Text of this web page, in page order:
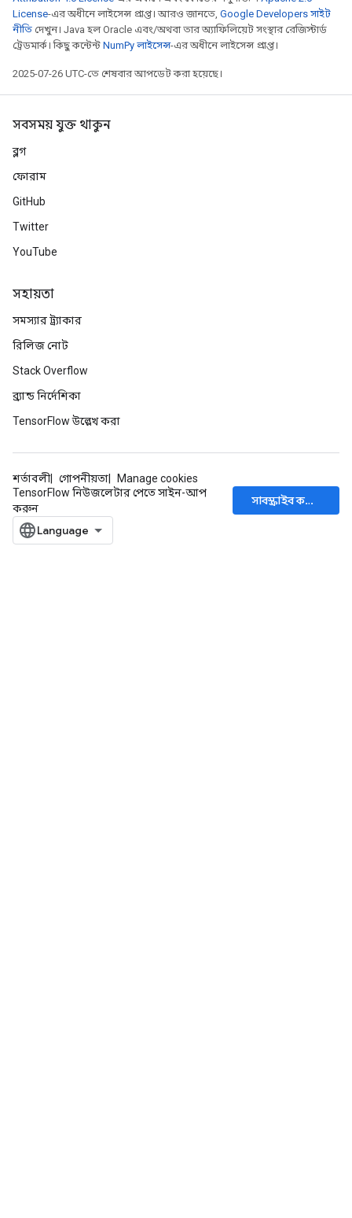
License-এর অধীনে লাইসেন্স প্রাপ্ত। আরও জানতে, Google Developers সাইট
নীতি দেখুন। Java হল Oracle এবং/অথবা তার অ্যাফিলিয়েট সংস্থার রেজিস্টার্ড
ট্রেডমার্ক। কিছু কন্টেন্ট NumPy লাইসেন্স-এর অধীনে লাইসেন্স প্রাপ্ত।
2025-07-26 UTC-তে শেষবার আপডেট করা হয়েছে।
সবসময় যুক্ত থাকুন
ব্লগ
ফোরাম
GitHub
Twitter
YouTube
সহায়তা
সমস্যার ট্র্যাকার
রিলিজ নোট
Stack Overflow
ব্র্যান্ড নির্দেশিকা
TensorFlow উল্লেখ করা
শর্তাবলী গোপনীয়তা
Manage cookies
TensorFlow নিউজলেটার পেতে সাইন-আপ
করুন
সাবস্ক্রাইব করুন